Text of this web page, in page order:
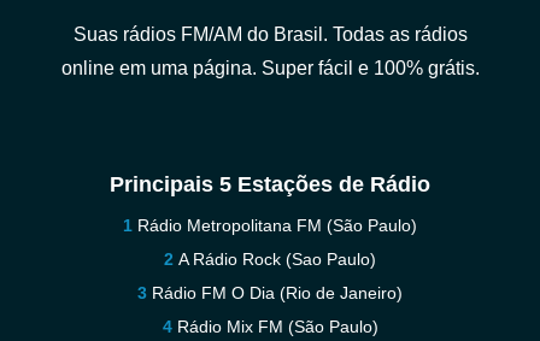
Suas rádios FM/AM do Brasil. Todas as rádios
online em uma página. Super fácil e 100% grátis.
Principais 5 Estações de Rádio
Rádio Metropolitana FM (São Paulo)
A Rádio Rock (Sao Paulo)
Rádio FM O Dia (Rio de Janeiro)
Rádio Mix FM (São Paulo)